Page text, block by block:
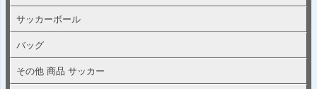
サッカーボール
バッグ
その他 商品 サッカー